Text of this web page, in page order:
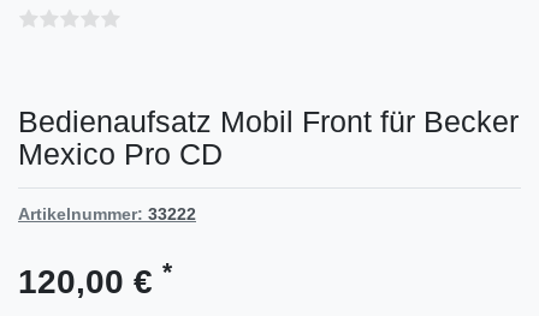
Bedienaufsatz Mobil Front für Becker
Mexico Pro CD
Artikelnummer: 33222
120,00 € *